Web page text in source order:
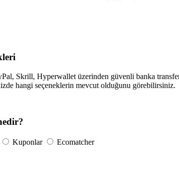
Skrill, Hyperwallet üzerinden güvenli banka
hangi seçeneklerin mevcut olduğunu görebilirsiniz.
Kuponlar Ecomatcher